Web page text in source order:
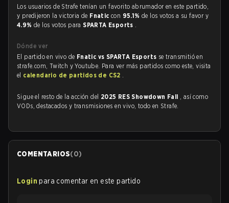
Los usuarios de Strafe tenían un favorito abrumador en este partido,
y predijeron la victoria de Fnaticcon 95.1%de los votos a su favor y
4.9% de los votos paraSPARTA Esports .
Dónde ver
El partido en vivo de Fnatic vs SPARTA Esports se transmitió en
strafe.com, Twitch y Youtube. Para ver más partidos como este, visita
el calendario de partidos de CS2 .
Sigue el resto de la acción del 2025 RES Showdown Fall , así como
VODs, destacados y transmisiones en vivo, todo en Strafe.
COMENTARIOS(0)
Login para comentar en este partido